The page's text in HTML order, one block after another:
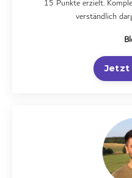
15 Punkte erzielt.
verständlich
Jetzt